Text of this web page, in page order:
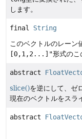
します。
final String
このベクトルのレーン
[0,1,2...]"形式のこ
abstract
slice()を逆にして、ゼ
現在のベクトルをスラ
abstract